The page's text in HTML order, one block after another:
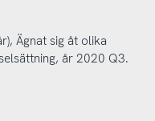
Ägnat sig åt olika
år 2020 Q3.